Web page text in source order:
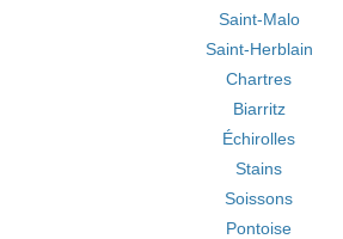
Saint-Malo
Saint-Herblain
Chartres
Biarritz
Échirolles
Stains
Soissons
Pontoise